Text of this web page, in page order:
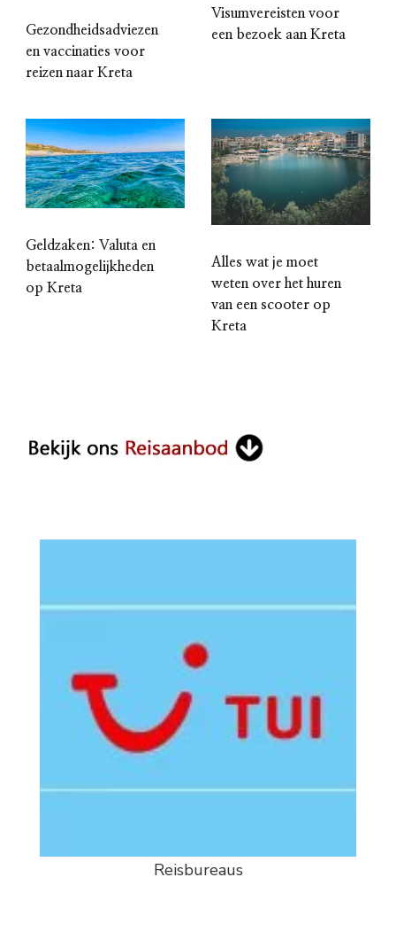
Gezondheidsadviezen
en vaccinaties voor
reizen naar Kreta
Visumvereisten voor
een bezoek aan Kreta
Geldzaken: Valuta en
betaalmogelijkheden
op Kreta
Alles wat je moet
weten over het huren
van een scooter op
Kreta
Reisbureaus